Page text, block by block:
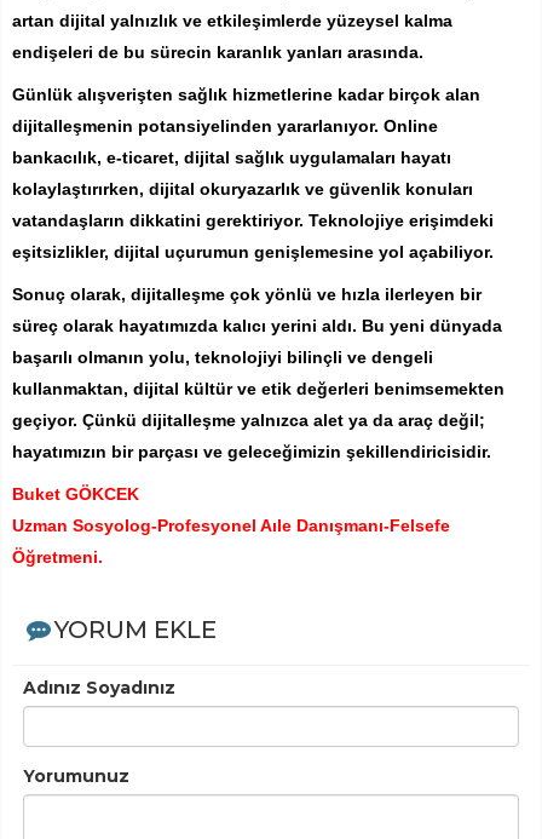
artan dijital yalnızlık ve etkileşimlerde yüzeysel kalma
endişeleri de bu sürecin karanlık yanları arasında.
Günlük alışverişten sağlık hizmetlerine kadar birçok alan
dijitalleşmenin potansiyelinden yararlanıyor. Online
bankacılık, e-ticaret, dijital sağlık uygulamaları hayatı
kolaylaştırırken, dijital okuryazarlık ve güvenlik konuları
vatandaşların dikkatini gerektiriyor. Teknolojiye erişimdeki
eşitsizlikler, dijital uçurumun genişlemesine yol açabiliyor.
Sonuç olarak, dijitalleşme çok yönlü ve hızla ilerleyen bir
süreç olarak hayatımızda kalıcı yerini aldı. Bu yeni dünyada
başarılı olmanın yolu, teknolojiyi bilinçli ve dengeli
kullanmaktan, dijital kültür ve etik değerleri benimsemekten
geçiyor. Çünkü dijitalleşme yalnızca alet ya da araç değil;
hayatımızın bir parçası ve geleceğimizin şekillendiricisidir.
Buket GÖKCEK
Uzman Sosyolog-Profesyonel Aıle Danışmanı-Felsefe
Öğretmeni.
YORUM EKLE
Adınız Soyadınız
Yorumunuz